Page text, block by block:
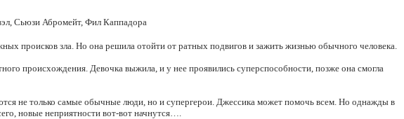
Сьюзи Абромейт, Фил Каппадора
происков зла. Но она решила отойти от ратных подвигов и зажить жизнью обычного человека.
происхождения. Девочка выжила, и у нее проявились суперспособности, позже она смогла
не только самые обычные люди, но и супергерои. Джессика может помочь всем. Но однажды в
новые неприятности вот-вот начнутся….